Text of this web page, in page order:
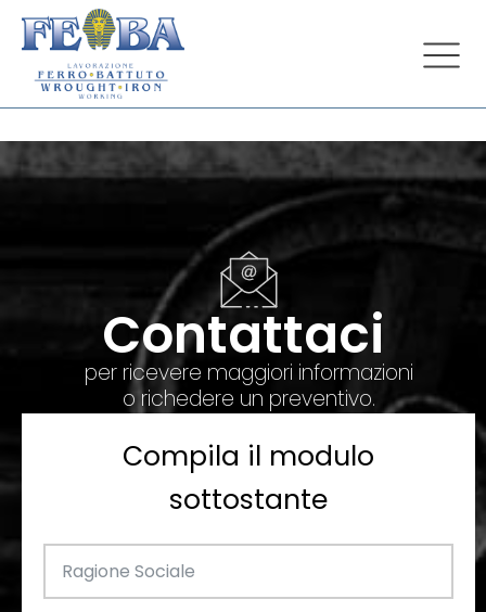
Contattaci
per ricevere maggiori informazioni
o richedere un preventivo.
Compila il modulo
sottostante